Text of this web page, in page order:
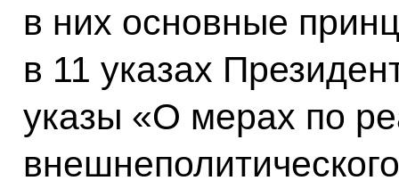
в них основные
в 11 указах
указы «О мерах по